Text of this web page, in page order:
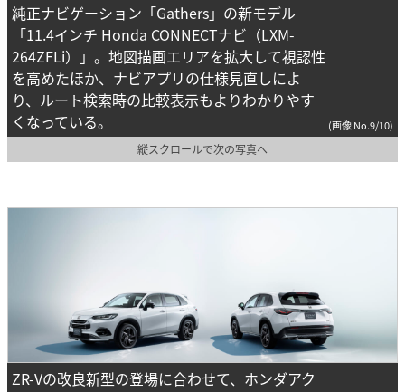
純正ナビゲーション「Gathers」の新モデル
「11.4インチ Honda CONNECTナビ（LXM-
264ZFLi）」。地図描画エリアを拡大して視認性
を高めたほか、ナビアプリの仕様見直しによ
り、ルート検索時の比較表示もよりわかりやす
くなっている。
(画像 No.9/10)
縦スクロールで次の写真へ
ZR-Vの改良新型の登場に合わせて、ホンダアク